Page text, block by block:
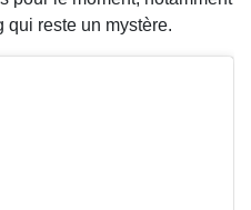
reste un mystère.